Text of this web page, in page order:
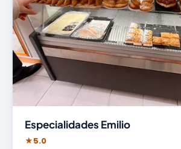
Especialidades Emilio
★5.0